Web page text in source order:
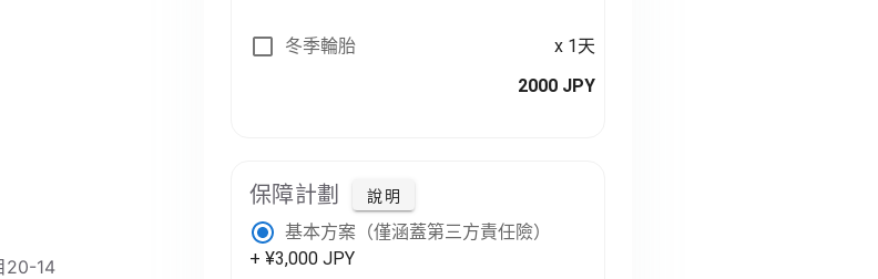
20-14
冬季輪胎
x 1天
2000 JPY
保障計劃 說明
基本方案（僅涵蓋第三方責任險）
+ ¥3,000 JPY